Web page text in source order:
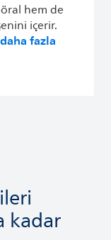
hem de
içerir.
fazla
kadar